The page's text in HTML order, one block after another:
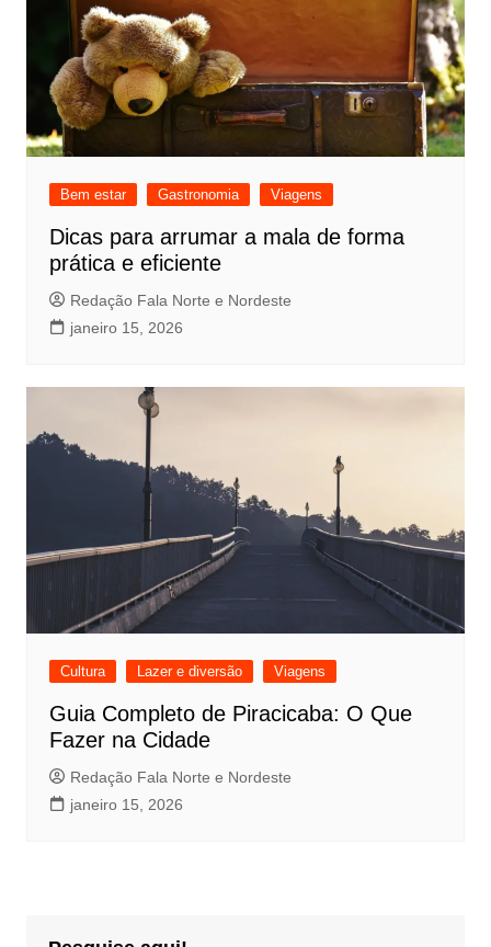
Bem estar Gastronomia Viagens
Dicas para arrumar a mala de forma
prática e eficiente
Redação Fala Norte e Nordeste
janeiro 15, 2026
Cultura Lazer e diversão Viagens
Guia Completo de Piracicaba: O Que
Fazer na Cidade
Redação Fala Norte e Nordeste
janeiro 15, 2026